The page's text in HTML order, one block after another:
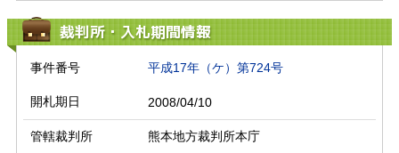
裁判所・入札期間情報
事件番号 平成17年（ケ）第724号
開札期日 2008/04/10
管轄裁判所 熊本地方裁判所本庁